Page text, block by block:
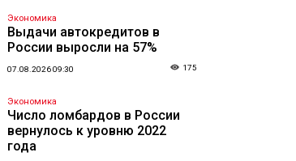
Экономика
Выдачи автокредитов в
России выросли на 57%
07.08.2026 09:30 175
Экономика
Число ломбардов в России
вернулось к уровню 2022
года